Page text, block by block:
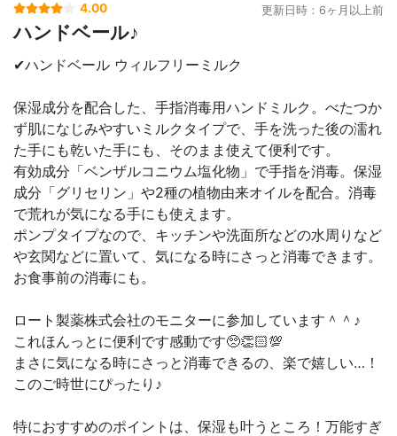
4.00 更新日時：6ヶ月以上前
ハンドベール♪
✔︎ハンドベール ウィルフリーミルク
保湿成分を配合した、手指消毒用ハンドミルク。べたつか
ず肌になじみやすいミルクタイプで、手を洗った後の濡れ
た手にも乾いた手にも、そのまま使えて便利です。
有効成分「ベンザルコニウム塩化物」で手指を消毒。保湿
成分「グリセリン」や2種の植物由来オイルを配合。消毒
で荒れが気になる手にも使えます。
ポンプタイプなので、キッチンや洗面所などの水周りなど
や玄関などに置いて、気になる時にさっと消毒できます。
お食事前の消毒にも。
ロート製薬株式会社のモニターに参加しています＾＾♪
これほんっとに便利です感動です🥺👏🏻💯
まさに気になる時にさっと消毒できるの、楽で嬉しい…！
このご時世にぴったり♪
特におすすめのポイントは、保湿も叶うところ！万能すぎ